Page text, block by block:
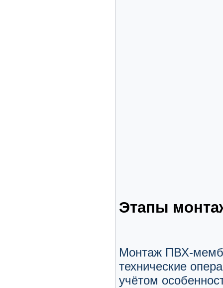
Этапы
Монтаж ПВХ-
технические
учётом